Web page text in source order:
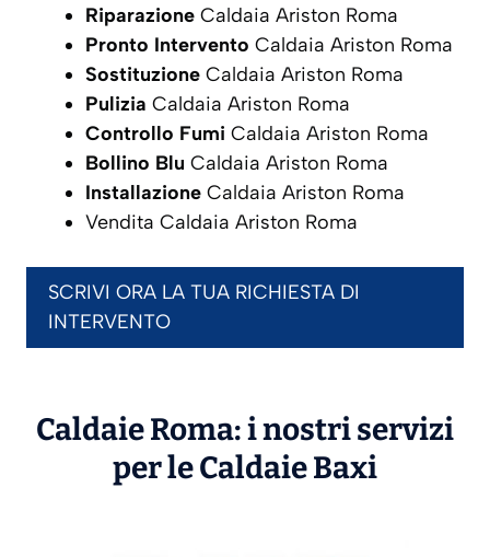
Riparazione Caldaia Ariston Roma
Pronto Intervento Caldaia Ariston Roma
Sostituzione Caldaia Ariston Roma
Pulizia Caldaia Ariston Roma
Controllo Fumi Caldaia Ariston Roma
Bollino Blu Caldaia Ariston Roma
Installazione Caldaia Ariston Roma
Vendita Caldaia Ariston Roma
SCRIVI ORA LA TUA RICHIESTA DI
INTERVENTO
Caldaie Roma: i nostri servizi
per le CaldaieBaxi